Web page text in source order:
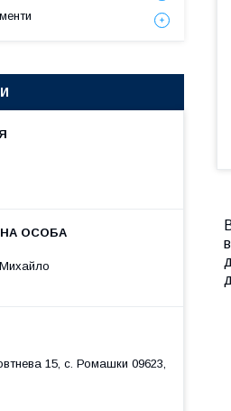
15, с. Ромашки 09623,